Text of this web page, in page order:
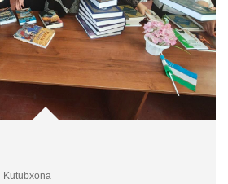
Kutubxona